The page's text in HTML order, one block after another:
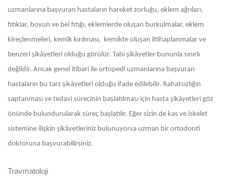
uzmanlarına başvuran hastaların hareket zorluğu, eklem ağrıları,
fıtıklar, boyun ve bel fıtığı, eklemlerde oluşan burkulmalar, eklem
kireçlenmeleri, kemik kırılması, kemikte oluşan iltihaplanmalar ve
benzeri şikâyetleri olduğu görülür. Tabi şikâyetler bununla sınırlı
değildir. Ancak genel itibari ile ortopedi uzmanlarına başvuran
hastaların bu tarz şikâyetleri olduğu ifade edilebilir. Rahatsızlığın
saptanması ve tedavi sürecinin başlatılması için hasta şikâyetleri göz
önünde bulundurularak süreç başlatılır. Eğer sizin de kas ve iskelet
sistemine ilişkin şikâyetleriniz bulunuyorsa uzman bir ortodonti
doktoruna başvurabilirsiniz.
Travmatoloji